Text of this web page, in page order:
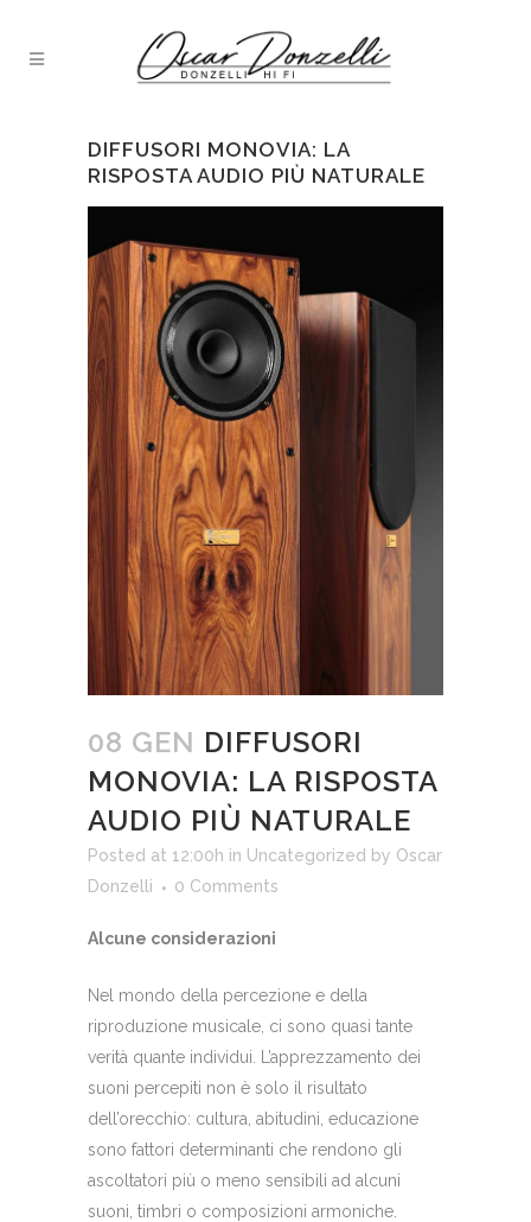
DIFFUSORI MONOVIA: LA
RISPOSTA AUDIO PIÙ NATURALE
08 GEN DIFFUSORI
MONOVIA: LA RISPOSTA
AUDIO PIÙ NATURALE
Posted at 12:00h in Uncategorized by Oscar
Donzelli
0 Comments
Alcune considerazioni
Nel mondo della percezione e della
riproduzione musicale, ci sono quasi tante
verità quante individui. L’apprezzamento dei
suoni percepiti non è solo il risultato
dell’orecchio: cultura, abitudini, educazione
sono fattori determinanti che rendono gli
ascoltatori più o meno sensibili ad alcuni
suoni, timbri o composizioni armoniche.